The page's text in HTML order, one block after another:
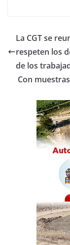
e
b
o
o
k
er
La CGT se
respeten los
de los
Con